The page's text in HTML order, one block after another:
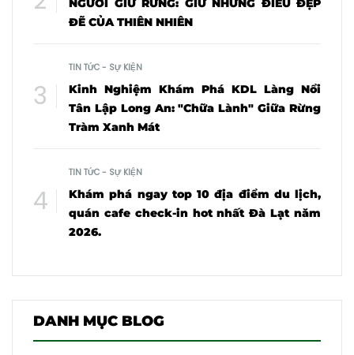
NGƯỜI GIỮ RỪNG: GIỮ NHỮNG ĐIỀU ĐẸP
ĐẼ CỦA THIÊN NHIÊN
TIN TỨC - SỰ KIỆN
Kinh Nghiệm Khám Phá KDL Làng Nổi
Tân Lập Long An: "Chữa Lành" Giữa Rừng
Tràm Xanh Mát
TIN TỨC - SỰ KIỆN
Khám phá ngay top 10 địa điểm du lịch,
quán cafe check-in hot nhất Đà Lạt năm
2026.
DANH MỤC BLOG